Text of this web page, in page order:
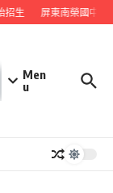
招生 屏東南榮國中赴
Men
u